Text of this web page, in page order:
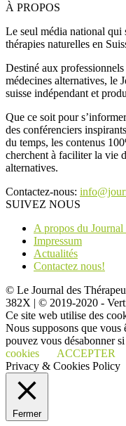
À PROPOS
Le seul média national qui
thérapies naturelles en
Destiné aux professionnels
médecines alternatives, le
suisse indépendant et
Que ce soit pour
des conférenciers
du temps, les contenus
cherchent à faciliter la vie
alternatives.
Contactez-nous:
SUIVEZ NOUS
A propos du Journal
Impressum
Actualités
Contactez nous!
© Le Journal des
382X | © 2019-2020 -
Ce site web utilise des
Nous supposons que vous
pouvez vous désabonner
cookies
ACCEPTER
Privacy & Cookies Policy
Fermer